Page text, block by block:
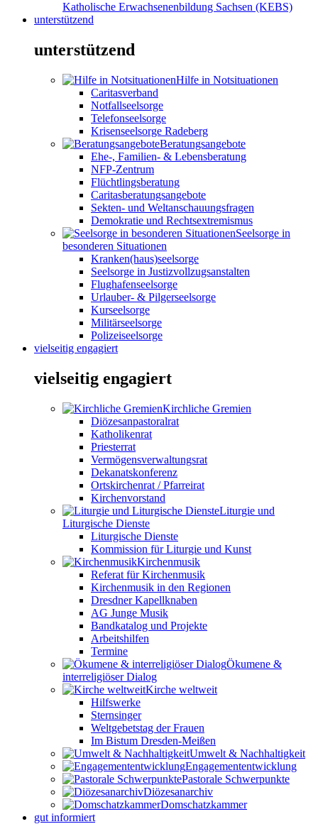
Katholische Erwachsenenbildung Sachsen (KEBS)
unterstützend
unterstützend
Hilfe in Notsituationen
Caritasverband
Notfallseelsorge
Telefonseelsorge
Krisenseelsorge Radeberg
Beratungsangebote
Ehe-, Familien- & Lebensberatung
NFP-Zentrum
Flüchtlingsberatung
Caritasberatungsangebote
Sekten- und Weltanschauungsfragen
Demokratie und Rechtsextremismus
Seelsorge in
besonderen Situationen
Kranken(haus)seelsorge
Seelsorge in Justizvollzugsanstalten
Flughafenseelsorge
Urlauber- & Pilgerseelsorge
Kurseelsorge
Militärseelsorge
Polizeiseelsorge
vielseitig engagiert
vielseitig engagiert
Kirchliche Gremien
Diözesanpastoralrat
Katholikenrat
Priesterrat
Vermögensverwaltungsrat
Dekanatskonferenz
Ortskirchenrat / Pfarreirat
Kirchenvorstand
Liturgie und
Liturgische Dienste
Liturgische Dienste
Kommission für Liturgie und Kunst
Kirchenmusik
Referat für Kirchenmusik
Kirchenmusik in den Regionen
Dresdner Kapellknaben
AG Junge Musik
Bandkatalog und Projekte
Arbeitshilfen
Termine
Ökumene &
interreligiöser Dialog
Kirche weltweit
Hilfswerke
Sternsinger
Weltgebetstag der Frauen
Im Bistum Dresden-Meißen
Umwelt & Nachhaltigkeit
Engagemententwicklung
Pastorale Schwerpunkte
Diözesanarchiv
Domschatzkammer
gut informiert